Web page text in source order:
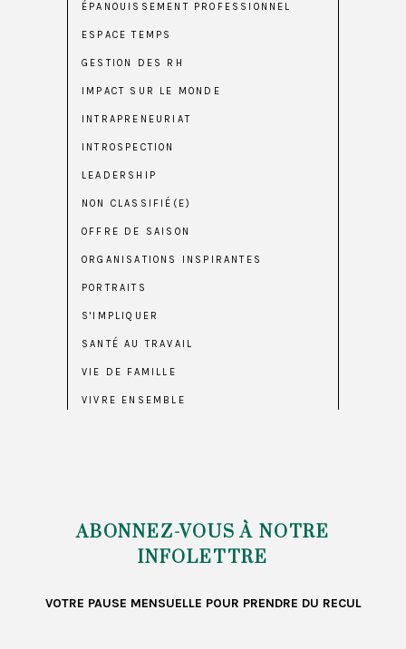
ÉPANOUISSEMENT PROFESSIONNEL
ESPACE TEMPS
GESTION DES RH
IMPACT SUR LE MONDE
INTRAPRENEURIAT
INTROSPECTION
LEADERSHIP
NON CLASSIFIÉ(E)
OFFRE DE SAISON
ORGANISATIONS INSPIRANTES
PORTRAITS
S'IMPLIQUER
SANTÉ AU TRAVAIL
VIE DE FAMILLE
VIVRE ENSEMBLE
ABONNEZ-VOUS À NOTRE
INFOLETTRE
VOTRE PAUSE MENSUELLE POUR PRENDRE DU RECUL